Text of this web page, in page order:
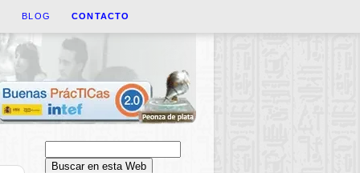
BLOG CONTACTO